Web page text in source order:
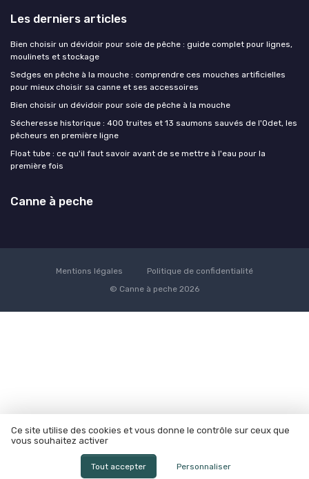
Les derniers articles
Bien choisir un dévidoir pour soie de pêche : guide complet pour lignes,
moulinets et stockage
Sedges en pêche à la mouche : comprendre ces mouches artificielles
pour mieux choisir sa canne et ses accessoires
Bien choisir un dévidoir pour soie de pêche à la mouche
Sécheresse historique : 400 truites et 13 saumons sauvés de l'Odet, les
pêcheurs en première ligne
Float tube : ce qu'il faut savoir avant de se mettre à l'eau pour la
première fois
Canne à peche
Mentions légales
Politique de confidentialité
© Canne à peche 2026
Ce site utilise des cookies et vous donne le contrôle sur ceux que
vous souhaitez activer
Tout accepter Personnaliser